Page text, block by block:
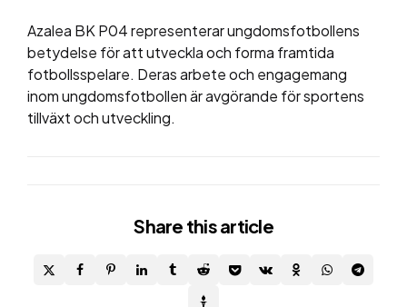
Azalea BK P04 representerar ungdomsfotbollens
betydelse för att utveckla och forma framtida
fotbollsspelare. Deras arbete och engagemang
inom ungdomsfotbollen är avgörande för sportens
tillväxt och utveckling.
Share this article